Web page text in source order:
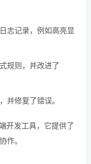
志记录，例如高亮显
规则，并改进了
并修复了错误。
开发工具，它提供了
作。